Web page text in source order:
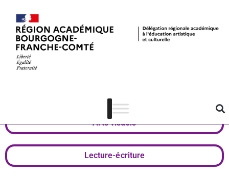
Arts visuels
Lecture-écriture